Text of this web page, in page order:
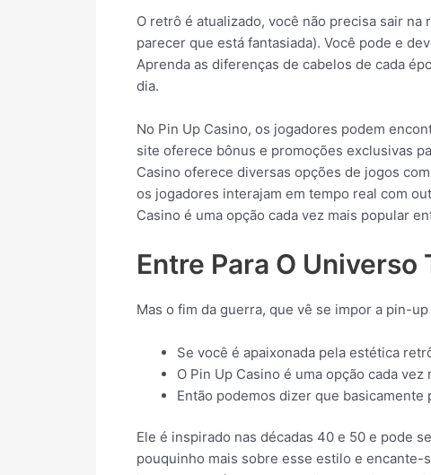
O retrô é atualizado, você não precisa sair
parecer que está fantasiada). Você pode e
Aprenda as diferenças de cabelos de cada
dia.
No Pin Up Casino, os jogadores podem
site oferece bônus e promoções exclusivas
Casino oferece diversas opções de jogos
os jogadores interajam em tempo real com
Casino é uma opção cada vez mais popular
Entre Para O Universo
Mas o fim da guerra, que vê se impor a pin-
Se você é apaixonada pela estética
O Pin Up Casino é uma opção cada
Então podemos dizer que
Ele é inspirado nas décadas 40 e 50 e pode
pouquinho mais sobre esse estilo e